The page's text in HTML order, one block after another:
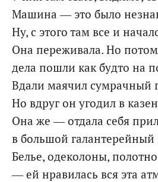
Машина — это было
Ну, с этого там все и
Она переживала. Но потом
дела пошли как будто на
Вдали маячил сумрачный
Но вдруг он угодил в
Она же — отдала себя
в большой галантерейный
Белье, одеколоны, полотно
— ей нравилась вся эта